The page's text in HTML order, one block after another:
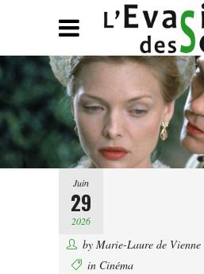
Juin
29
2026
by Marie-Laure de Vienne
in Cinéma